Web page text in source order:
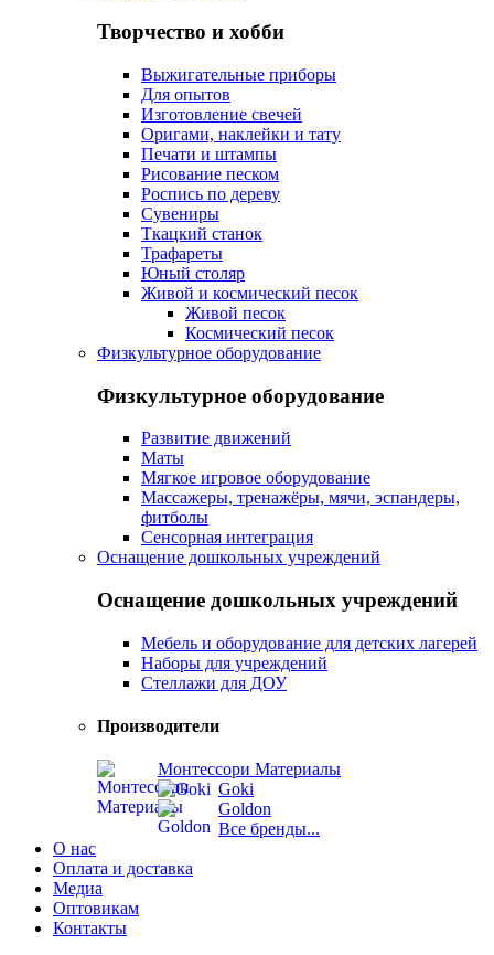
Творчество и хобби
Выжигательные приборы
Для опытов
Изготовление свечей
Оригами, наклейки и тату
Печати и штампы
Рисование песком
Роспись по дереву
Сувениры
Ткацкий станок
Трафареты
Юный столяр
Живой и космический песок
Живой песок
Космический песок
Физкультурное оборудование
Физкультурное оборудование
Развитие движений
Маты
Мягкое игровое оборудование
Массажеры, тренажёры, мячи, эспандеры,
фитболы
Сенсорная интеграция
Оснащение дошкольных учреждений
Оснащение дошкольных учреждений
Мебель и оборудование для детских лагерей
Наборы для учреждений
Стеллажи для ДОУ
Производители
Монтессори Материалы
Goki
Goldon
Все бренды...
О нас
Оплата и доставка
Медиа
Оптовикам
Контакты